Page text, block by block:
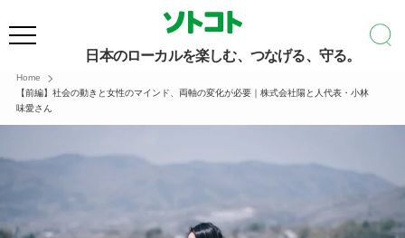
日本のローカルを楽しむ、つなげる、守る。
Home
【前編】社会の動きと女性のマインド、両軸の変化が必要｜株式会社陽と人代表・小林
味愛さん